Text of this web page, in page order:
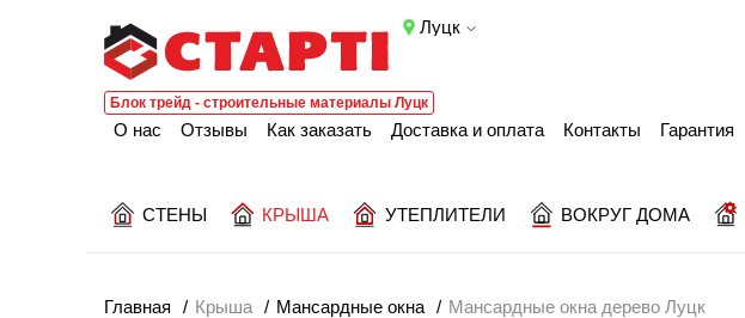
Луцк
Блок трейд - строительные материалы Луцк
СТЕНЫ КРЫША УТЕПЛИТЕЛИ ВОКРУГ ДОМА
О нас Отзывы Как заказать Доставка и оплата Контакты Гарантия
Главная Крыша Мансардные окна Мансардные окна дерево Луцк